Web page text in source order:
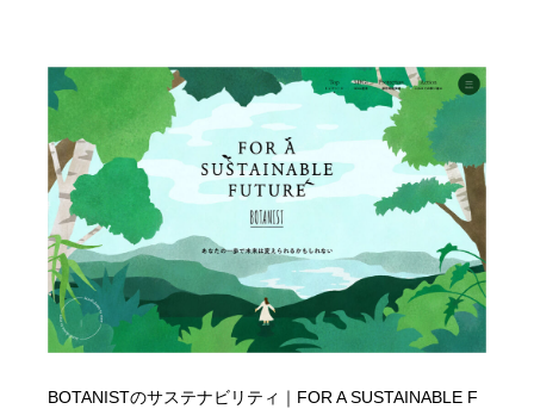
BOTANISTのサステナビリティ｜FOR A SUSTAINABLE F